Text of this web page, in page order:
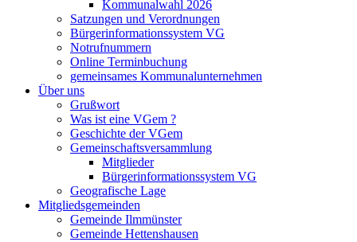
Kommunalwahl 2026
Satzungen und Verordnungen
Bürgerinformationssystem VG
Notrufnummern
Online Terminbuchung
gemeinsames Kommunalunternehmen
Über uns
Grußwort
Was ist eine VGem ?
Geschichte der VGem
Gemeinschaftsversammlung
Mitglieder
Bürgerinformationssystem VG
Geografische Lage
Mitgliedsgemeinden
Gemeinde Ilmmünster
Gemeinde Hettenshausen